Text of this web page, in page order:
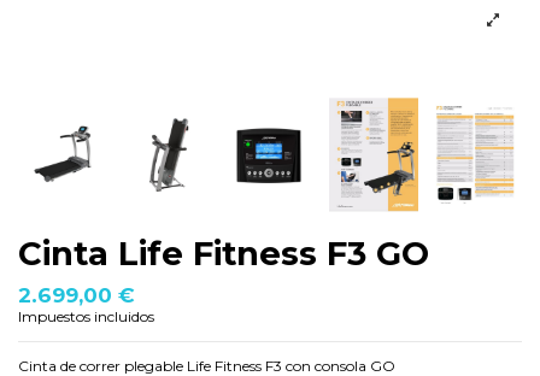
Cinta Life Fitness F3 GO
2.699,00 €
Impuestos incluidos
Cinta de correr plegable Life Fitness F3 con consola GO